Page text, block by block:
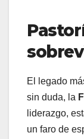
El legado
sin duda, la
liderazgo,
un faro de